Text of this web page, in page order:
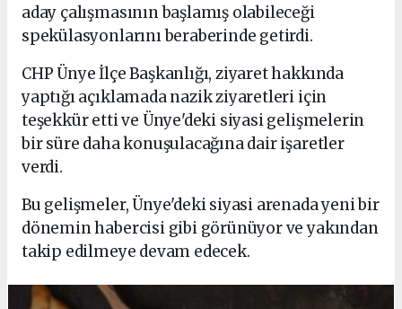
aday çalışmasının başlamış olabileceği
spekülasyonlarını beraberinde getirdi.
CHP Ünye İlçe Başkanlığı, ziyaret hakkında
yaptığı açıklamada nazik ziyaretleri için
teşekkür etti ve Ünye'deki siyasi gelişmelerin
bir süre daha konuşulacağına dair işaretler
verdi.
Bu gelişmeler, Ünye'deki siyasi arenada yeni bir
dönemin habercisi gibi görünüyor ve yakından
takip edilmeye devam edecek.